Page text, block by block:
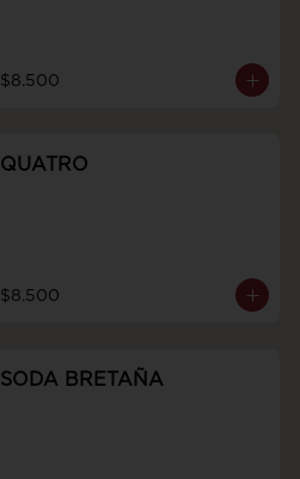
$8.500
QUATRO
$8.500
SODA BRETAÑA